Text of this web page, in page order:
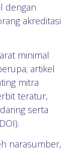
dengan
akreditasi
minimal
artikel
mitra
teratur,
serta
narasumber,